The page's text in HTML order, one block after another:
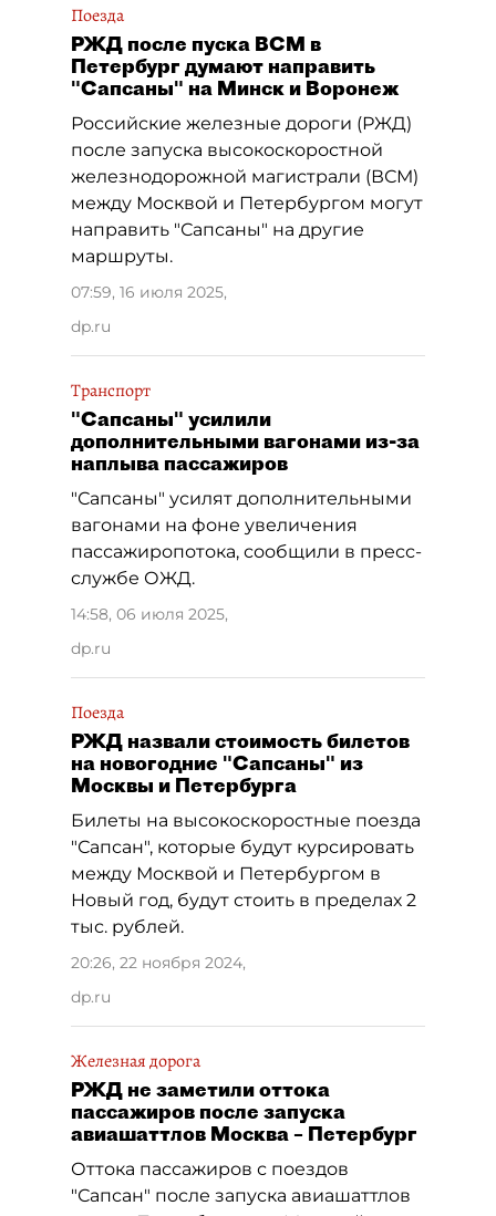
Поезда
РЖД после пуска ВСМ в
Петербург думают направить
"Сапсаны" на Минск и Воронеж
Российские железные дороги (РЖД)
после запуска высокоскоростной
железнодорожной магистрали (ВСМ)
между Москвой и Петербургом могут
направить "Сапсаны" на другие
маршруты.
07:59, 16 июля 2025,
dp.ru
Транспорт
"Сапсаны" усилили
дополнительными вагонами из-за
наплыва пассажиров
"Сапсаны" усилят дополнительными
вагонами на фоне увеличения
пассажиропотока, сообщили в пресс-
службе ОЖД.
14:58, 06 июля 2025,
dp.ru
Поезда
РЖД назвали стоимость билетов
на новогодние "Сапсаны" из
Москвы и Петербурга
Билеты на высокоскоростные поезда
"Сапсан", которые будут курсировать
между Москвой и Петербургом в
Новый год, будут стоить в пределах 2
тыс. рублей.
20:26, 22 ноября 2024,
dp.ru
Железная дорога
РЖД не заметили оттока
пассажиров после запуска
авиашаттлов Москва – Петербург
Оттока пассажиров с поездов
"Сапсан" после запуска авиашаттлов